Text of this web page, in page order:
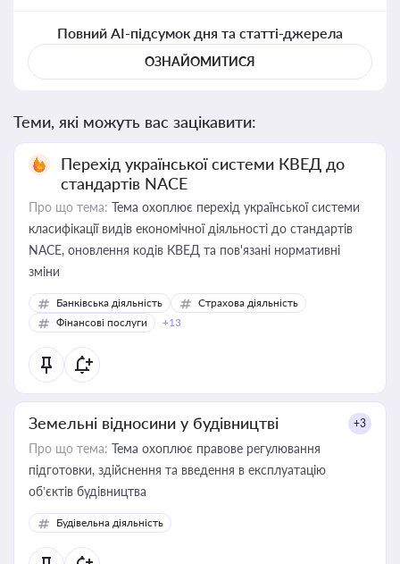
Повний AI-підсумок дня та статті-джерела
ОЗНАЙОМИТИСЯ
Теми, які можуть вас зацікавити:
Перехід української системи КВЕД до
стандартів NACE
Про що тема: Тема охоплює перехід української системи
класифікації видів економічної діяльності до стандартів
NACE, оновлення кодів КВЕД та пов'язані нормативні
зміни
Банківська діяльність
Страхова діяльність
Фінансові послуги
+13
Земельні відносини у будівництві +3
Про що тема: Тема охоплює правове регулювання
підготовки, здійснення та введення в експлуатацію
об’єктів будівництва
Будівельна діяльність